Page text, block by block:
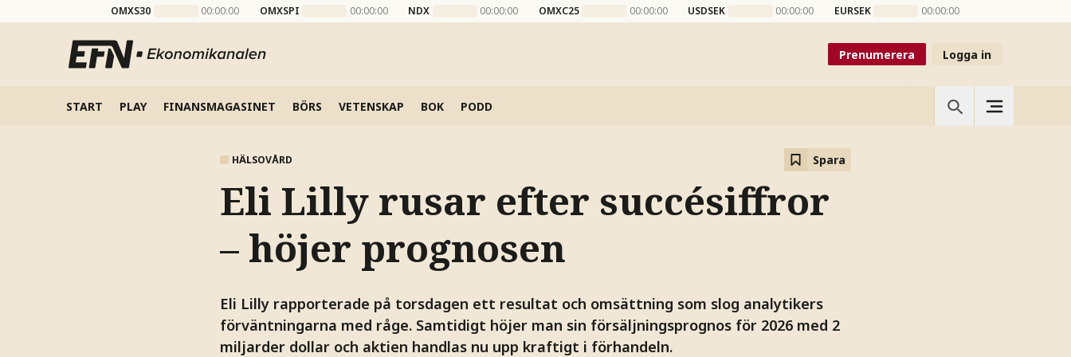
OMXS30 00:00:00 OMXSPI 00:00:00 NDX 00:00:00 OMXC25 00:00:00 USDSEK 00:00:00 EURSEK 00:00:00
Prenumerera Logga in
START PLAY FINANSMAGASINET BÖRS VETENSKAP BOK PODD
HÄLSOVÅRD Spara
Eli Lilly rusar efter succésiffror
– höjer prognosen
Eli Lilly rapporterade på torsdagen ett resultat och omsättning som slog analytikers
förväntningarna med råge. Samtidigt höjer man sin försäljningsprognos för 2026 med 2
miljarder dollar och aktien handlas nu upp kraftigt i förhandeln.